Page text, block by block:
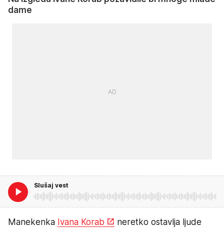
dame
Slušaj vest
Manekenka Ivana Korab
neretko ostavlja ljude